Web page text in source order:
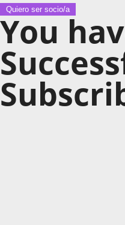
Quiero ser socio/a
You